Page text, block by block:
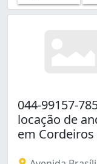
044-99157-
locação de
em Cordeiros